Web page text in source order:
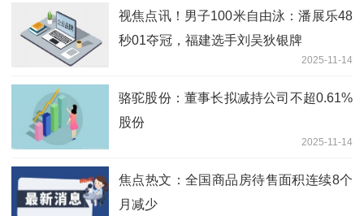
视焦点讯！男子100米自由泳：潘展乐48
秒01夺冠，福建选手刘吴狄银牌
2025-11-14
骆驼股份：董事长拟减持公司不超0.61%
股份
2025-11-14
焦点热文：全国商品房待售面积连续8个
月减少